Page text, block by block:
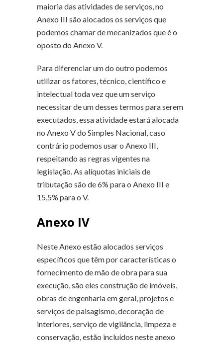
maioria das atividades de serviços, no
Anexo III são alocados os serviços que
podemos chamar de mecanizados que é o
oposto do Anexo V.
Para diferenciar um do outro podemos
utilizar os fatores, técnico, científico e
intelectual toda vez que um serviço
necessitar de um desses termos para serem
executados, essa atividade estará alocada
no Anexo V do Simples Nacional, caso
contrário podemos usar o Anexo III,
respeitando as regras vigentes na
legislação. As alíquotas iniciais de
tributação são de 6% para o Anexo III e
15,5% para o V.
Anexo IV
Neste Anexo estão alocados serviços
específicos que têm por características o
fornecimento de mão de obra para sua
execução, são eles construção de imóveis,
obras de engenharia em geral, projetos e
serviços de paisagismo, decoração de
interiores, serviço de vigilância, limpeza e
conservação, estão incluídos neste anexo